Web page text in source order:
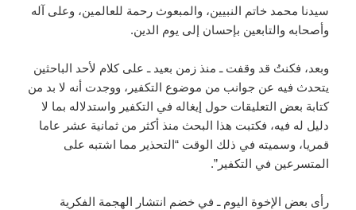
سيدنا محمد خاتم النبيين، والمبعوث رحمة للعالمين، وعلى آله
وأصحابه والتابعين بإحسان إلى يوم الدين.
وبعد، فكنتُ قد وقفت ـ منذ زمن بعيد ـ على كلام لأحد الباحثين
يتحدث فيه عن جوانب من موضوع التكفير، ووجدت أنه لا بد من
كتابة بعض التعليقات حول إيغاله في التكفير واستدلاله بما لا
دليل له فيه، فكتبت هذا البحث منذ أكثر من ثمانية عشر عاما
قمريا، وسميته في ذلك الوقت “التحذير مما اشتبه على
المتسرعين في التكفير”.
رأى بعض الإخوة اليوم ـ في خضم انتشار الهجمة الفكرية